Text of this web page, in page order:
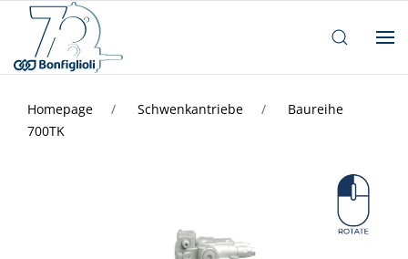
Homepage Schwenkantriebe
Baureihe
700TK